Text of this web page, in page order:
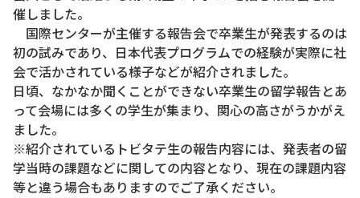
催しました。
国際センターが主催する報告会で卒業生が発表するのは
初の試みであり、日本代表プログラムでの経験が実際に社
会で活かされている様子などが紹介されました。
日頃、なかなか聞くことができない卒業生の留学報告とあ
って会場には多くの学生が集まり、関心の高さがうかがえ
ました。
※紹介されているトビタテ生の報告内容には、発表者の留
学当時の課題などに関しての内容となり、現在の課題内容
等と違う場合もありますのでご了承ください。